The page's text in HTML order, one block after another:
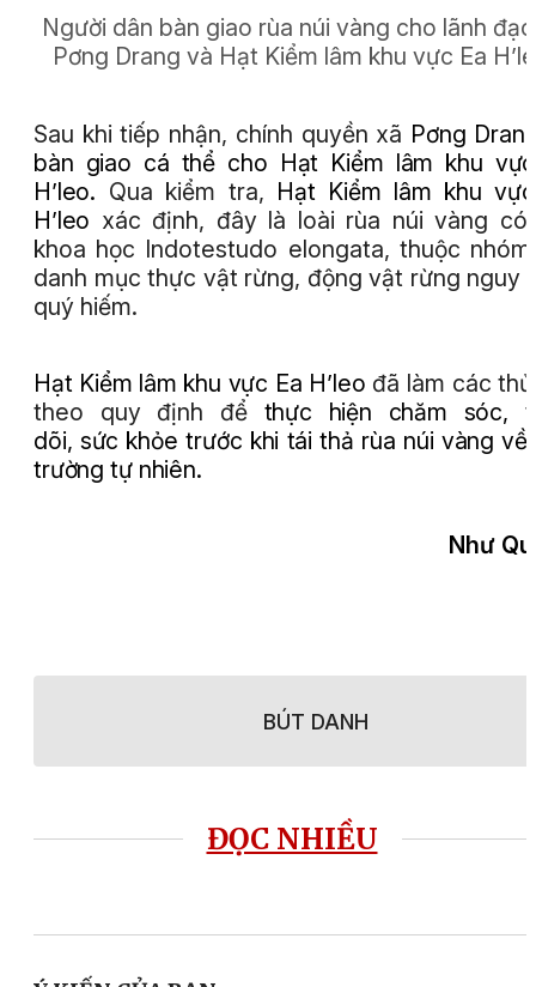
Người dân bàn giao rùa núi vàng cho lãnh
Pơng Drang và Hạt Kiểm lâm khu vực Ea
Sau khi tiếp nhận, chính quyền xã Pơng
bàn giao cá thể cho Hạt Kiểm lâm khu
H’leo. Qua kiểm tra, Hạt Kiểm lâm khu
H’leo xác định, đây là loài rùa núi vàng có
khoa học Indotestudo elongata, thuộc nhóm
danh mục thực vật rừng, động vật rừng nguy
quý hiếm.
Hạt Kiểm lâm khu vực Ea H’leo đã làm các
theo quy định để thực hiện chăm sóc,
dõi, sức khỏe trước khi tái thả rùa núi vàng về
trường tự nhiên.
Như
BÚT DANH
ĐỌC NHIỀU